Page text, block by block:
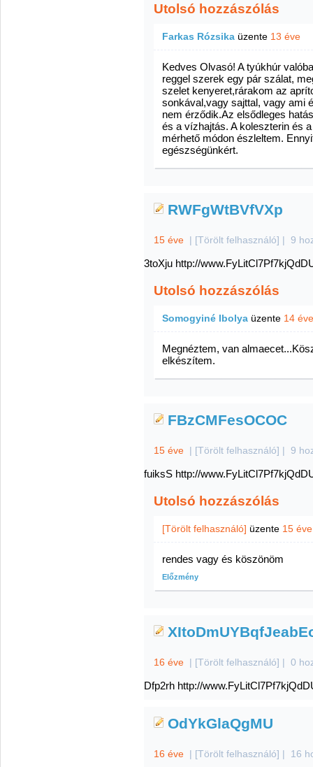
Utolsó hozzászólás
Farkas Rózsika üzente 13 éve
Kedves Olvasó! A tyúkhúr
reggel szerek egy pár szálat,
szelet kenyeret,rárakom az
sonkával,vagy sajttal, vagy ami
nem érződik.Az elsődleges
és a vízhajtás. A koleszterin és
mérhető módon észleltem.
egészségünkért.
RWFgWtBVfVXp
15 éve | [Törölt felhasználó] | 9
3toXju http://
Utolsó hozzászólás
Somogyiné Ibolya üzente 14 éve
Megnéztem, van
elkészítem.
FBzCMFesOCOC
15 éve | [Törölt felhasználó] | 9
fuiksS http://
Utolsó hozzászólás
[Törölt felhasználó] üzente 15 éve
rendes vagy és köszönöm
Előzmény
16 éve | [Törölt felhasználó] | 0
Dfp2rh http://
OdYkGlaQgMU
16 éve | [Törölt felhasználó] | 16